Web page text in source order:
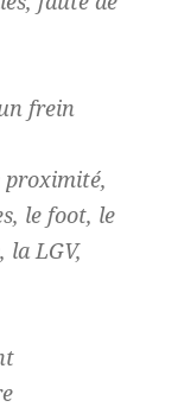
frein
proximité,
le foot, le
la LGV,